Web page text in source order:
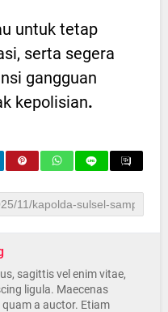
untuk tetap
serta segera
gangguan
kepolisian.
sagittis vel enim vitae,
ligula. Maecenas
a auctor. Etiam